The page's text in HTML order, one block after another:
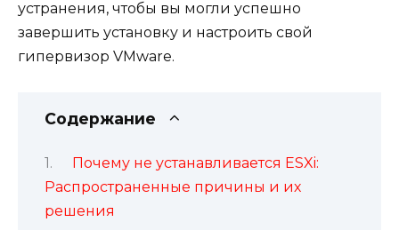
устранения, чтобы вы могли успешно
завершить установку и настроить свой
гипервизор VMware.
Содержание
Почему не устанавливается ESXi:
Распространенные причины и их
решения